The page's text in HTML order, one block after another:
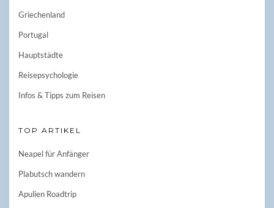
Griechenland
Portugal
Hauptstädte
Reisepsychologie
Infos & Tipps zum Reisen
TOP ARTIKEL
Neapel für Anfänger
Plabutsch wandern
Apulien Roadtrip